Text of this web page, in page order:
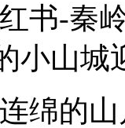
书-秦
小山城
绵的